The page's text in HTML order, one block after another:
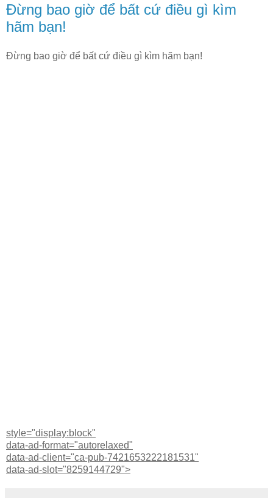
Đừng bao giờ để bất cứ điều gì kìm
hãm bạn!
Đừng bao giờ để bất cứ điều gì kìm hãm bạn!
style="display:block"
data-ad-format="autorelaxed"
data-ad-client="ca-pub-7421653222181531"
data-ad-slot="8259144729">